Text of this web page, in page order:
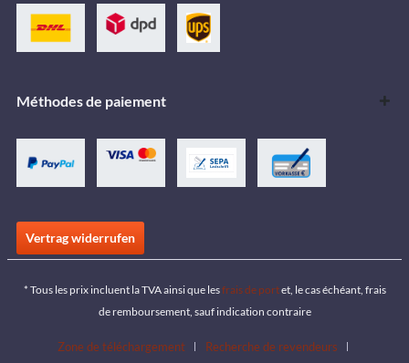
Méthodes de paiement
Vertrag widerrufen
* Tous les prix incluent la TVA ainsi que lesfrais de portet, le cas échéant, frais
de remboursement, sauf indication contraire
Zone de téléchargement
Recherche de revendeurs